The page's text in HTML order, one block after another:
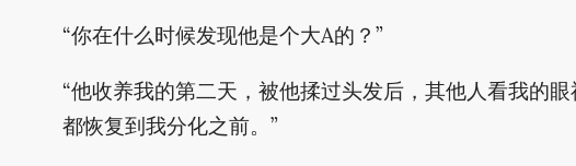
“你在什么时候发现他是个大A的？”
“他收养我的第二天，被他揉过头发后，其他人看我的眼
都恢复到我分化之前。”